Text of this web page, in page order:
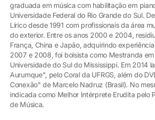
graduada em música com habilitação em
Universidade Federal do Rio Grande do Sul.
Lírico desde 1991 com profissionais da área
do exterior. Entre os anos 2000 e 2004,
França, China e Japão, adquirindo
2007 e 2008, foi bolsista como Mestranda
Universidade do Sul do Mississippi. Em 2014
Aurumque", pelo Coral da UFRGS, além do
Conexão" de Marcelo Nadruz (Brasil). No
indicada como Melhor Intérprete Erudita pelo
de Música.